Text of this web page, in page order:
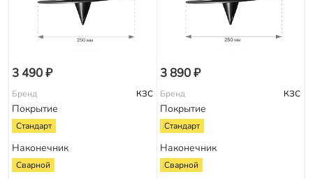
3 490 ₽
Бренд КЗС
Покрытие
Стандарт
Наконечник
Сварной
3 890 ₽
Бренд КЗС
Покрытие
Стандарт
Наконечник
Сварной